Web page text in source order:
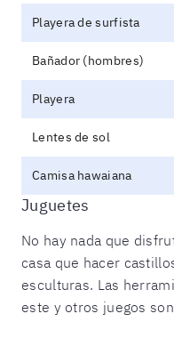
Playera de surfista
Bañador (hombres)
Playera
Lentes de sol
Camisa hawaiana
Juguetes
No hay nada que
casa que hacer
esculturas. Las
este y otros juegos